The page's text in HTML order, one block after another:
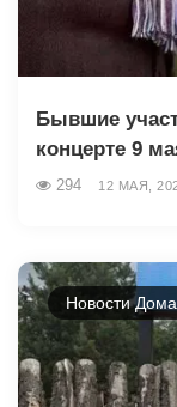
Бывшие
концерте 9
294 12 МАЯ,
Новости